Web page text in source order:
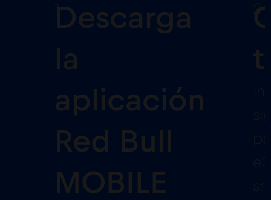
1Descarga
la
aplicación
Red Bull
MOBILE
2